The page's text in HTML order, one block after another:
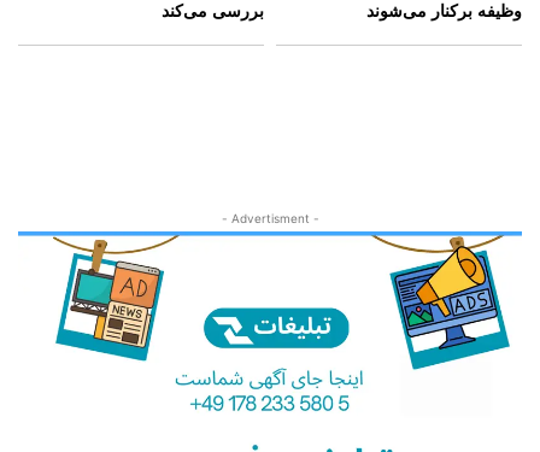
وظیفه برکنار می‌شوند
بررسی می‌کند
- Advertisment -